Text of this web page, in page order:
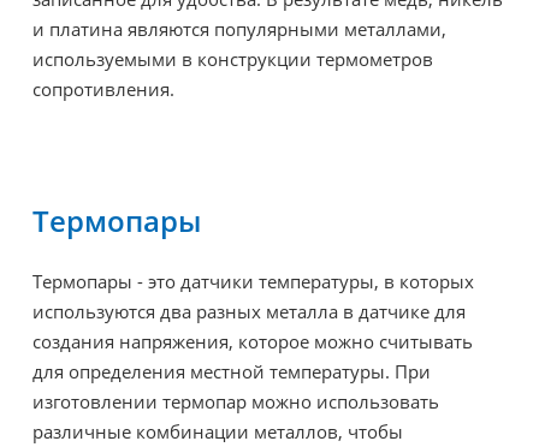
и платина являются популярными металлами,
используемыми в конструкции термометров
сопротивления.
Термопары
Термопары - это датчики температуры, в которых
используются два разных металла в датчике для
создания напряжения, которое можно считывать
для определения местной температуры. При
изготовлении термопар можно использовать
различные комбинации металлов, чтобы